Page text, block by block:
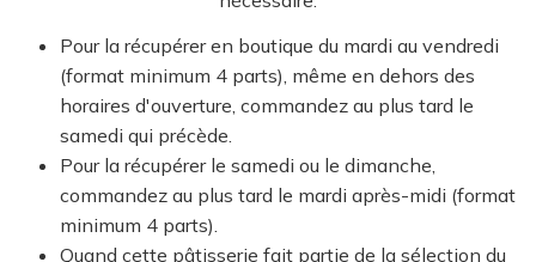
Pour la récupérer en boutique du mardi au vendredi
(format minimum 4 parts), même en dehors des
horaires d'ouverture, commandez au plus tard le
samedi qui précède.
Pour la récupérer le samedi ou le dimanche,
commandez au plus tard le mardi après-midi (format
minimum 4 parts).
Quand cette pâtisserie fait partie de la sélection du